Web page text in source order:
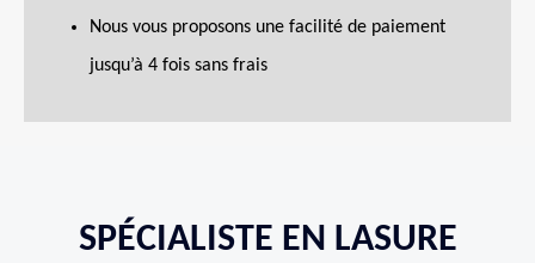
Nous vous proposons une facilité de paiement
jusqu’à 4 fois sans frais
SPÉCIALISTE EN LASURE